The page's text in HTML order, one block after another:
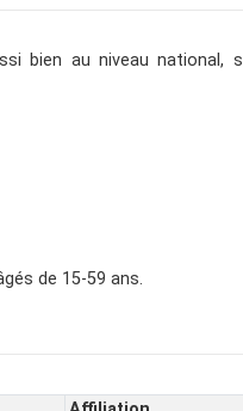
bien au niveau national,
de 15-59 ans.